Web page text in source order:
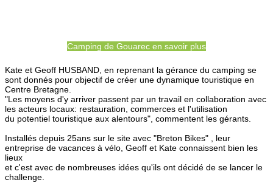
Camping de Gouarec en savoir plus
Kate et Geoff HUSBAND, en reprenant la gérance du camping se
sont donnés pour objectif de créer une dynamique touristique en
Centre Bretagne.
"Les moyens d'y arriver passent par un travail en collaboration avec
les acteurs locaux: restauration, commerces et l'utilisation
du potentiel touristique aux alentours", commentent les gérants.
Installés depuis 25ans sur le site avec "Breton Bikes" , leur
entreprise de vacances à vélo, Geoff et Kate connaissent bien les
lieux
et c'est avec de nombreuses idées qu'ils ont décidé de se lancer le
challenge.